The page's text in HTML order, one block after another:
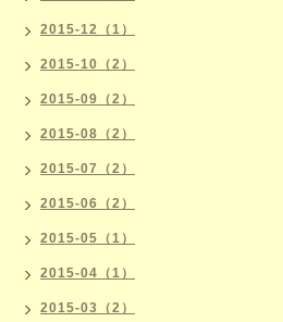
2015-12（1）
2015-10（2）
2015-09（2）
2015-08（2）
2015-07（2）
2015-06（2）
2015-05（1）
2015-04（1）
2015-03（2）